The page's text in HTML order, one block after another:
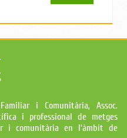
i Comunitària, Assoc.
i professional de metges
i comunitària en l'àmbit de